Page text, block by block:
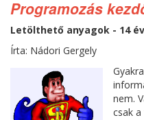
Programozás
Letölthető anyagok - 14
Írta: Nádori Gergely
nem.
csak